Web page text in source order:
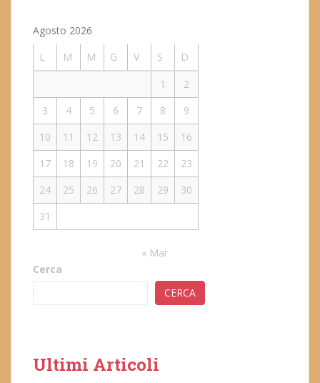
Agosto 2026
L
M M G V S
D
1
2
3
4 5 6 7 8
9
10
11 12 13 14 15
16
17
18 19 20 21 22
23
24
25 26 27 28 29
30
31
« Mar
Cerca
CERCA
Ultimi Articoli